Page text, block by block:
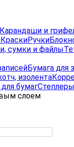
Карандаши и
КраскиРучки
сумки и файлы
Бумага для
изолента
бумаг
слоем